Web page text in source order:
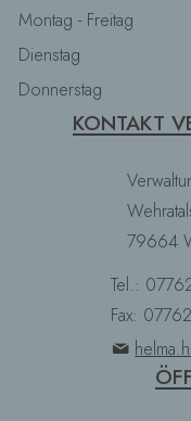
Montag - Freitag
Dienstag
Donnerstag
KONTAKT
79664
Tel.:
Fax: